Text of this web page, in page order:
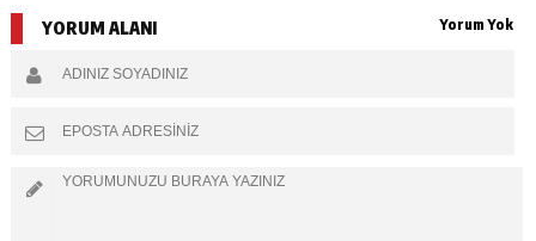
YORUM ALANI Yorum Yok